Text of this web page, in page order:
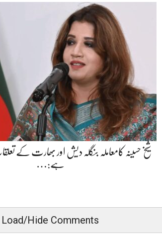
شیخ حسینہ کامعاملہ بنگلہ دیش اور بھارت کے
ہے:…
Load/Hide Comments